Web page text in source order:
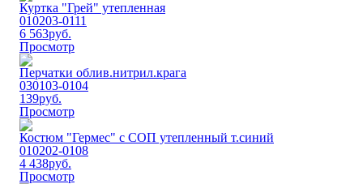
Куртка "Грей" утепленная
010203-0111
6 563руб.
Просмотр
Перчатки облив.нитрил.крага
030103-0104
139руб.
Просмотр
Костюм "Гермес" с СОП утепленный т.синий
010202-0108
4 438руб.
Просмотр